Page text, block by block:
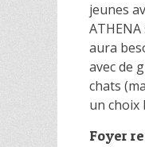
jeunes
aura
avec de
chats
un choix
Foyer